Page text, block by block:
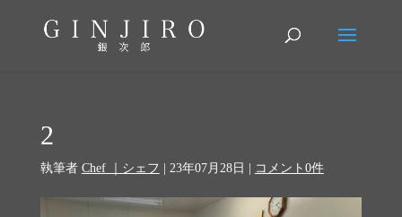
2
執筆者 Chef ｜シェフ 23年07月28日 コメント0件